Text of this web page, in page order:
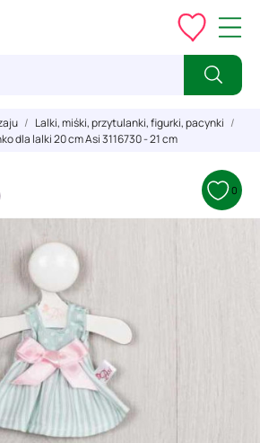
Lalki, miśki, przytulanki, figurki, pacynki
dla lalki 20 cm Asi 3116730 - 21 cm
0